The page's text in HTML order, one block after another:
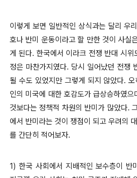
이렇게 보면 일반적인 상식과는 달리 우
호나 반미 운동이라고 할 만한 것이 사실
게 된다. 한국에서 이라크 전쟁 반대 시
정은 마찬가지였다. 당시 일어났던 전쟁
될 수도 있었지만 그렇게 되지 않았다.
인의 미국에 대한 호감도가 급상승하였
것보다는 정책적 차원의 반미가 많았다.
에서 반미라는 것이 쟁점이 되고 우려의
를 간단히 적어보자.
1) 한국 사회에서 지배적인 보수층이 반